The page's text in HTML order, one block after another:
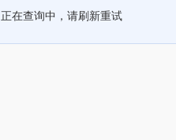
正在查询中，请刷新重试